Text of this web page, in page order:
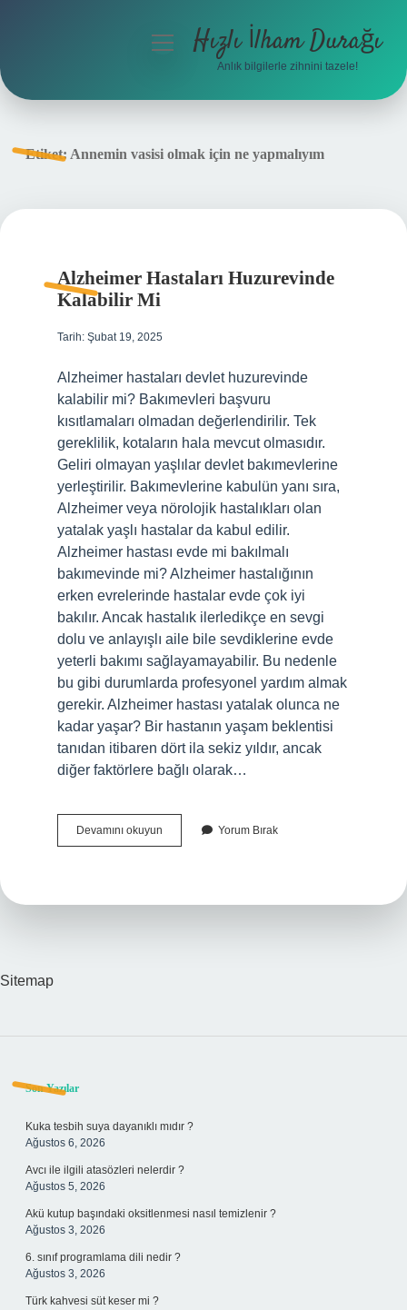
menüyüHızlı İlham Durağı
Anlık bilgilerle zihnini tazele!
Etiket: Annemin vasisi olmak için ne yapmalıyım
Alzheimer Hastaları Huzurevinde
Kalabilir Mi
Tarih: Şubat 19, 2025
Alzheimer hastaları devlet huzurevinde
kalabilir mi? Bakımevleri başvuru
kısıtlamaları olmadan değerlendirilir. Tek
gereklilik, kotaların hala mevcut olmasıdır.
Geliri olmayan yaşlılar devlet bakımevlerine
yerleştirilir. Bakımevlerine kabulün yanı sıra,
Alzheimer veya nörolojik hastalıkları olan
yatalak yaşlı hastalar da kabul edilir.
Alzheimer hastası evde mi bakılmalı
bakımevinde mi? Alzheimer hastalığının
erken evrelerinde hastalar evde çok iyi
bakılır. Ancak hastalık ilerledikçe en sevgi
dolu ve anlayışlı aile bile sevdiklerine evde
yeterli bakımı sağlayamayabilir. Bu nedenle
bu gibi durumlarda profesyonel yardım almak
gerekir. Alzheimer hastası yatalak olunca ne
kadar yaşar? Bir hastanın yaşam beklentisi
tanıdan itibaren dört ila sekiz yıldır, ancak
diğer faktörlere bağlı olarak…
Devamını okuyun Alzheimer
Hastaları
Yorum Bırak
Sitemap
Sidebar
Son Yazılar
Kuka tesbih suya dayanıklı mıdır ?
Ağustos 6, 2026
Avcı ile ilgili atasözleri nelerdir ?
Ağustos 5, 2026
Akü kutup başındaki oksitlenmesi nasıl temizlenir ?
Ağustos 3, 2026
6. sınıf programlama dili nedir ?
Ağustos 3, 2026
Türk kahvesi süt keser mi ?